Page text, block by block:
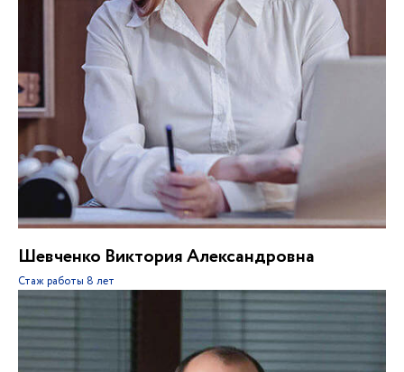
Шевченко Виктория Александровна
Стаж работы 8 лет